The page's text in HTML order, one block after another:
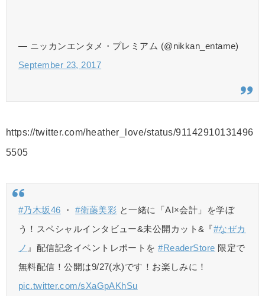
— ニッカンエンタメ・プレミアム (@nikkan_entame)
September 23, 2017
https://twitter.com/heather_love/status/91142910131496
5505
#乃木坂46 ・#衛藤美彩 と一緒に「AI×会計」を学ぼ
う！スペシャルインタビュー&未公開カット&『#なぜカ
ノ 』配信記念イベントレポートを#ReaderStore 限定で
無料配信！公開は9/27(水)です！お楽しみに！
pic.twitter.com/sXaGpAKhSu